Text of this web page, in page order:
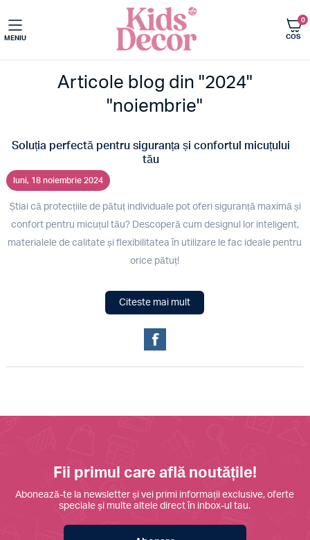
MENIU COS
0
Articole blog din "2024"
"noiembrie"
Soluția perfectă pentru siguranța și confortul micuțului
tău
luni, 18 noiembrie 2024
Știai că protecțiile de pătuț individuale pot oferi siguranță maximă și
confort pentru micuțul tău? Descoperă cum designul lor inteligent,
materialele de calitate și flexibilitatea în utilizare le fac ideale pentru
orice pătuț!
Citeste mai mult
Fii primul care află noutățile!
Abonează-te la newsletter și vei primi informații exclusive, oferte
speciale și multe altele direct în inbox-ul tau.